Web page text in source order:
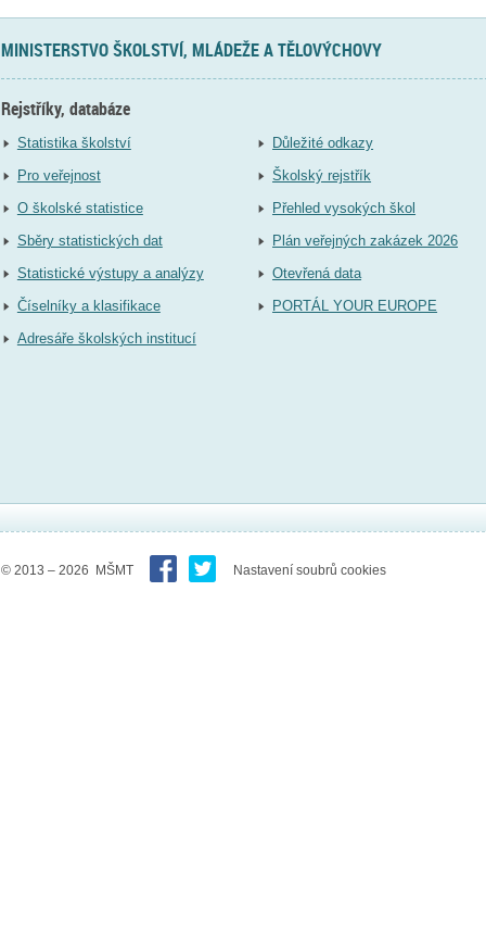
MINISTERSTVO ŠKOLSTVÍ, MLÁDEŽE A TĚLOVÝCHOVY
Rejstříky, databáze
Statistika školství
Pro veřejnost
O školské statistice
Sběry statistických dat
Statistické výstupy a analýzy
Číselníky a klasifikace
Adresáře školských institucí
Důležité odkazy
Školský rejstřík
Přehled vysokých škol
Plán veřejných zakázek 2026
Otevřená data
PORTÁL YOUR EUROPE
© 2013 – 2026 MŠMT Nastavení soubrů cookies